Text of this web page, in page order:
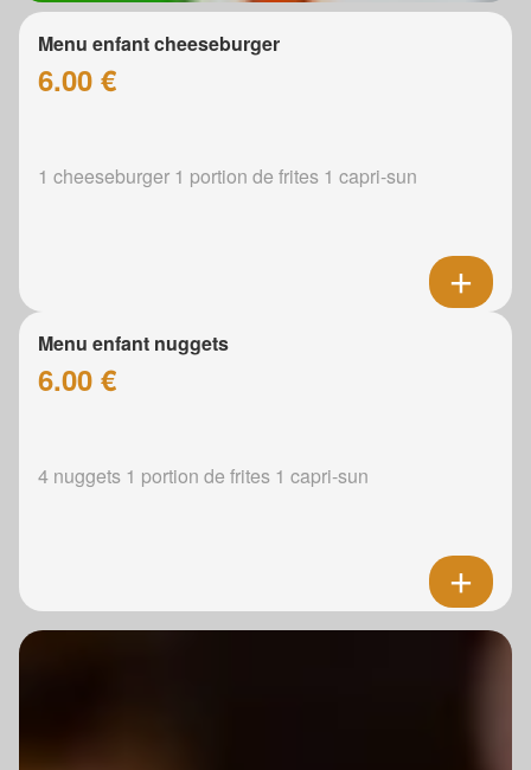
Menu enfant cheeseburger
6.00 €
1 cheeseburger 1 portion de frites 1 capri-sun
Menu enfant nuggets
6.00 €
4 nuggets 1 portion de frites 1 capri-sun